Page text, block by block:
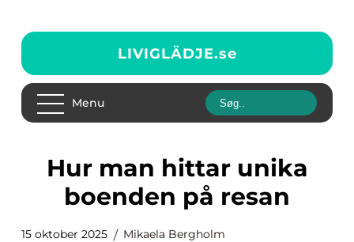
LIVIGLÄDJE.se
Menu
Hur man hittar unika
boenden på resan
15 oktober 2025 Mikaela Bergholm